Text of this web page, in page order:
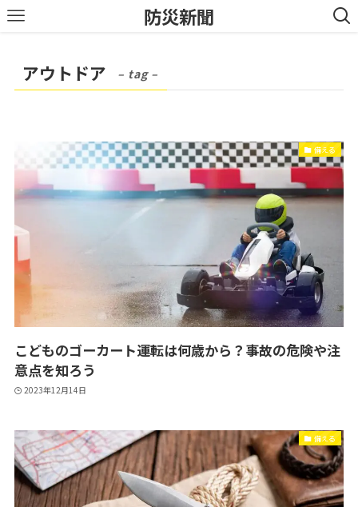
防災新聞
アウトドア – tag –
備える
こどものゴーカート運転は何歳から？事故の危険や注
意点を知ろう
2023年12月14日
備える